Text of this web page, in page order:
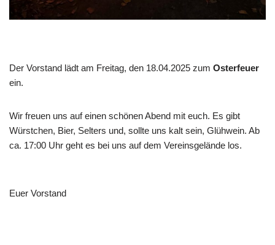
Der Vorstand lädt am Freitag, den 18.04.2025 zum Osterfeuer
ein.
Wir freuen uns auf einen schönen Abend mit euch. Es gibt
Würstchen, Bier, Selters und, sollte uns kalt sein, Glühwein. Ab
ca. 17:00 Uhr geht es bei uns auf dem Vereinsgelände los.
Euer Vorstand